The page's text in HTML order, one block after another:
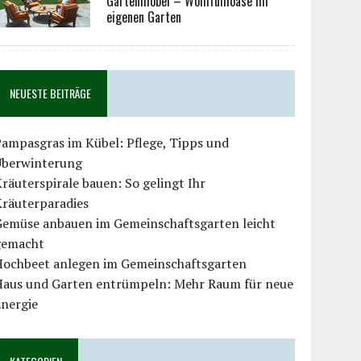
eigenen Garten
NEUESTE BEITRÄGE
im Kübel: Pflege, Tipps und
bauen: So gelingt Ihr
anbauen im Gemeinschaftsgarten leicht
anlegen im Gemeinschaftsgarten
und Garten entrümpeln: Mehr Raum für neue